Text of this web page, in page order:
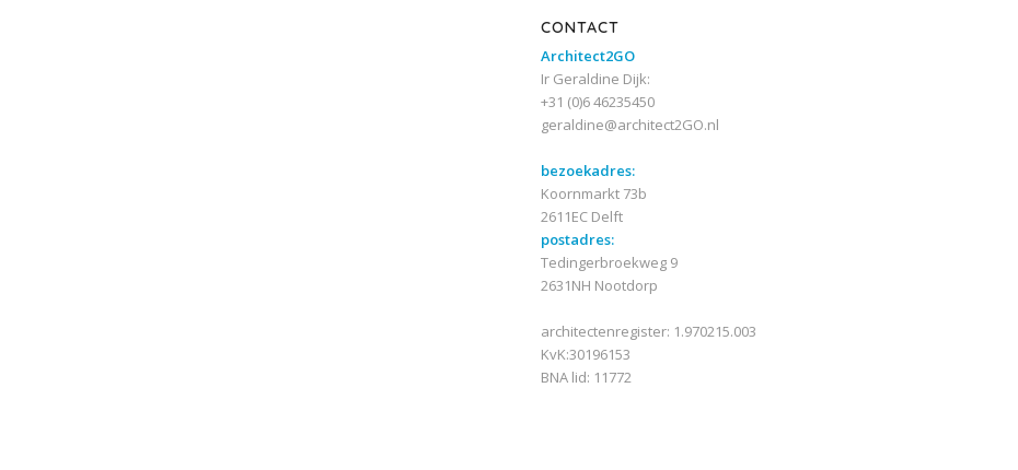
CONTACT
Architect2GO
Ir Geraldine Dijk:
+31 (0)6 46235450
geraldine@architect2GO.nl
bezoekadres:
Koornmarkt 73b
2611EC Delft
postadres:
Tedingerbroekweg 9
2631NH Nootdorp
architectenregister: 1.970215.003
KvK:30196153
BNA lid: 11772